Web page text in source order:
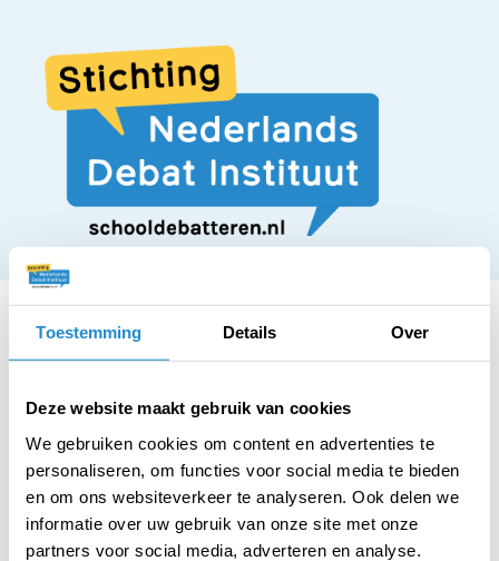
Toestemming Details Over
Deze website maakt gebruik van cookies
We gebruiken cookies om content en advertenties te
personaliseren, om functies voor social media te bieden
en om ons websiteverkeer te analyseren. Ook delen we
informatie over uw gebruik van onze site met onze
partners voor social media, adverteren en analyse.
STELLING
Iedereen moet werken
tot diens 25e